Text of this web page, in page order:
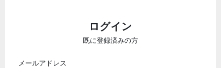
ログイン
既に登録済みの方
メールアドレス